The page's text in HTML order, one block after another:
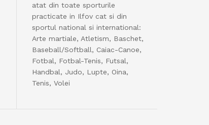
atat din toate sporturile
practicate in Ilfov cat si din
sportul national si international:
Arte martiale, Atletism, Baschet,
Baseball/Softball, Caiac-Canoe,
Fotbal, Fotbal-Tenis, Futsal,
Handbal, Judo, Lupte, Oina,
Tenis, Volei